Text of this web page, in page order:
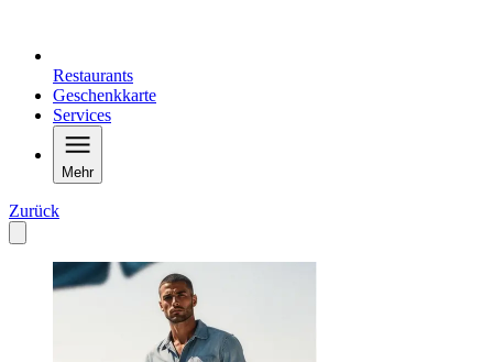
Restaurants
Geschenkkarte
Services
Mehr
Zurück